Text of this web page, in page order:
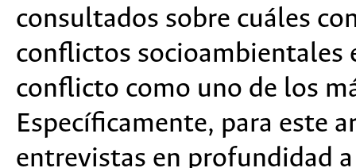
consultados sobre cuáles
conflictos socioambientales
conflicto como uno de los
Específicamente, para este
entrevistas en profundidad